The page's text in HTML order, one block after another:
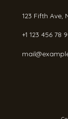
123 Fifth Ave,
+1 123 456 78